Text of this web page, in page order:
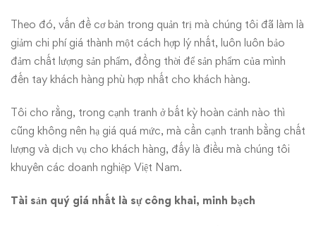
Theo đó, vấn đề cơ bản trong quản trị mà chúng tôi đã làm là
giảm chi phí giá thành một cách hợp lý nhất, luôn luôn bảo
đảm chất lượng sản phẩm, đồng thời để sản phẩm của mình
đến tay khách hàng phù hợp nhất cho khách hàng.
Tôi cho rằng, trong cạnh tranh ở bất kỳ hoàn cảnh nào thì
cũng không nên hạ giá quá mức, mà cần cạnh tranh bằng chất
lượng và dịch vụ cho khách hàng, đấy là điều mà chúng tôi
khuyên các doanh nghiệp Việt Nam.
Tài sản quý giá nhất là sự công khai, minh bạch